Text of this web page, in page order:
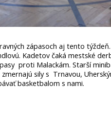
zápasoch aj tento
Kadetov čaká mestské
proti Malackám. Starší
sily s Trnavou,
basketbalom s nami.